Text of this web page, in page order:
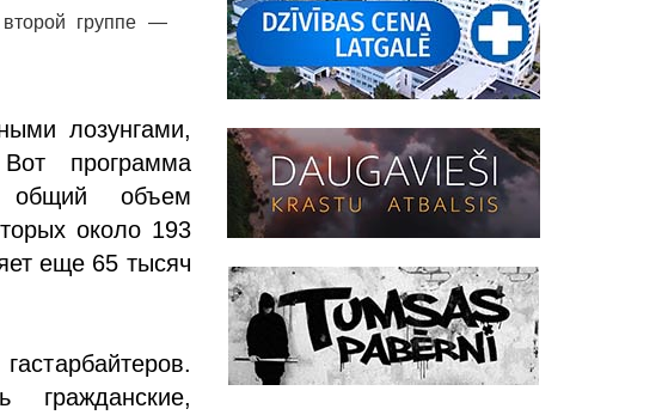
группе —
лозунгами,
программа
общий объем
около 193
еще 65 тысяч